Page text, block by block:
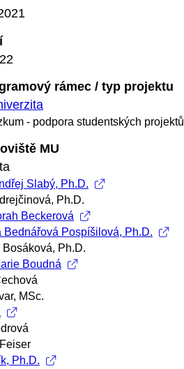
rámec / typ projektu
- podpora studentských projektů
MU
Slabý, Ph.D.
Ph.D.
Beckerová
Bednářová Pospíšilová, Ph.D.
Bosáková, Ph.D.
Boudná
MSc.
Ph.D.